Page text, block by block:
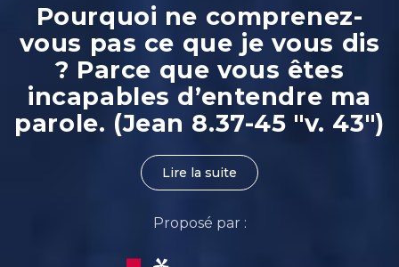
Pourquoi ne comprenez-
vous pas ce que je vous dis
? Parce que vous êtes
incapables d’entendre ma
parole. (Jean 8.37-45 "v. 43")
Lire la suite
Proposé par :